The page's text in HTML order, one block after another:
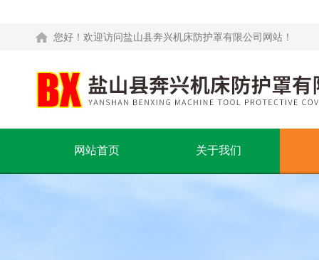
您好！欢迎访问盐山县奔兴机床防护罩有限公司网站！
网站首页 关于我们